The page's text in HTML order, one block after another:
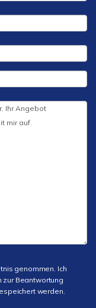
genommen. Ich
zur Beantwortung
werden.